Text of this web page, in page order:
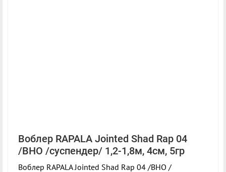
Воблер RAPALA Jointed Shad Rap 04
/BHO /суспендер/ 1,2-1,8м, 4см, 5гр
Воблер RAPALA Jointed Shad Rap 04 /BHO /